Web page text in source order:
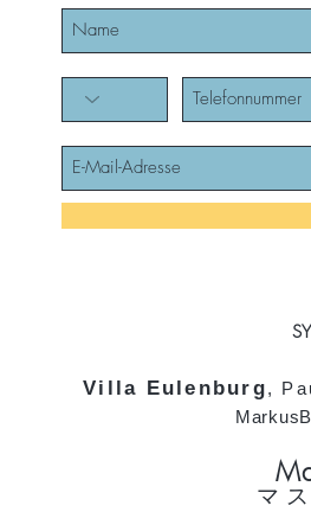
Villa Eulenburg,
マ